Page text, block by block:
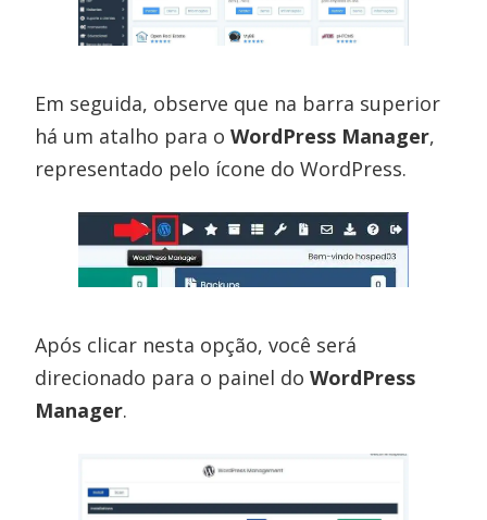
Em seguida, observe que na barra superior
há um atalho para oWordPress Manager,
representado pelo ícone do WordPress.
Após clicar nesta opção, você será
direcionado para o painel doWordPress
Manager.